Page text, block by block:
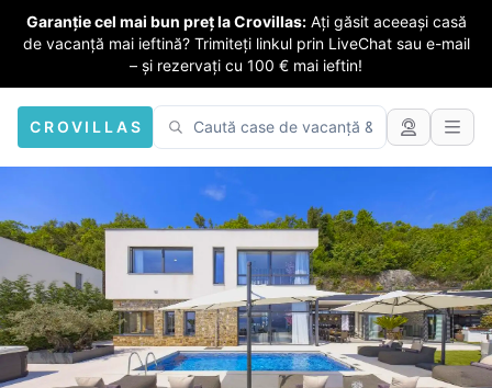
Garanție cel mai bun preț la Crovillas: Ați găsit aceeași casă
de vacanță mai ieftină? Trimiteți linkul prin LiveChat sau e-mail
– și rezervați cu 100 € mai ieftin!
CROVILLAS